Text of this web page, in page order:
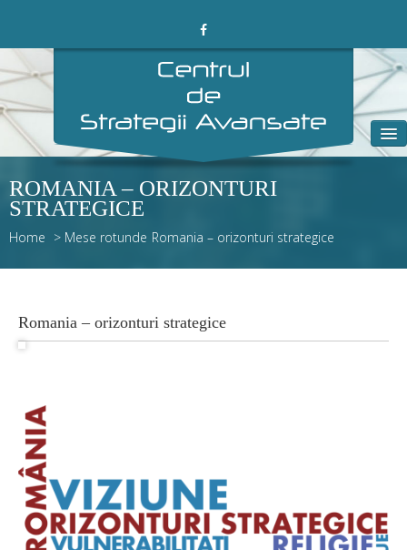
Media
Parteneri
Contact
ROMANIA – ORIZONTURI
STRATEGICE
Home > Mese rotunde Romania – orizonturi strategice
Romania – orizonturi strategice